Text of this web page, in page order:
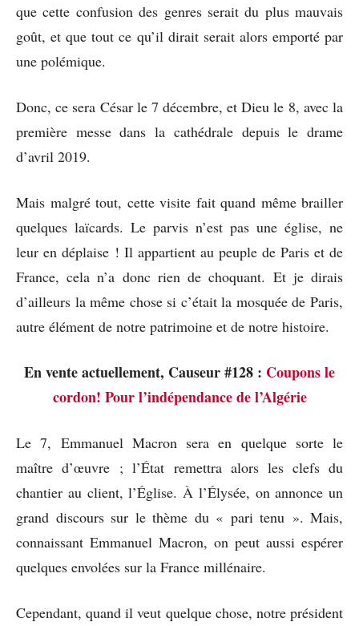
que cette confusion des genres serait du plus mauvais
goût, et que tout ce qu’il dirait serait alors emporté par
une polémique.
Donc, ce sera César le 7 décembre, et Dieu le 8, avec la
première messe dans la cathédrale depuis le drame
d’avril 2019.
Mais malgré tout, cette visite fait quand même brailler
quelques laïcards. Le parvis n’est pas une église, ne
leur en déplaise ! Il appartient au peuple de Paris et de
France, cela n’a donc rien de choquant. Et je dirais
d’ailleurs la même chose si c’était la mosquée de Paris,
autre élément de notre patrimoine et de notre histoire.
En vente actuellement, Causeur #128 : Coupons le
cordon! Pour l’indépendance de l’Algérie
Le 7, Emmanuel Macron sera en quelque sorte le
maître d’œuvre ; l’État remettra alors les clefs du
chantier au client, l’Église. À l’Élysée, on annonce un
grand discours sur le thème du « pari tenu ». Mais,
connaissant Emmanuel Macron, on peut aussi espérer
quelques envolées sur la France millénaire.
Cependant, quand il veut quelque chose, notre président